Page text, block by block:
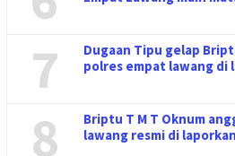
7
Dugaan Tipu gelap
polres empat lawang di
8
Briptu T M T Oknum
lawang resmi di